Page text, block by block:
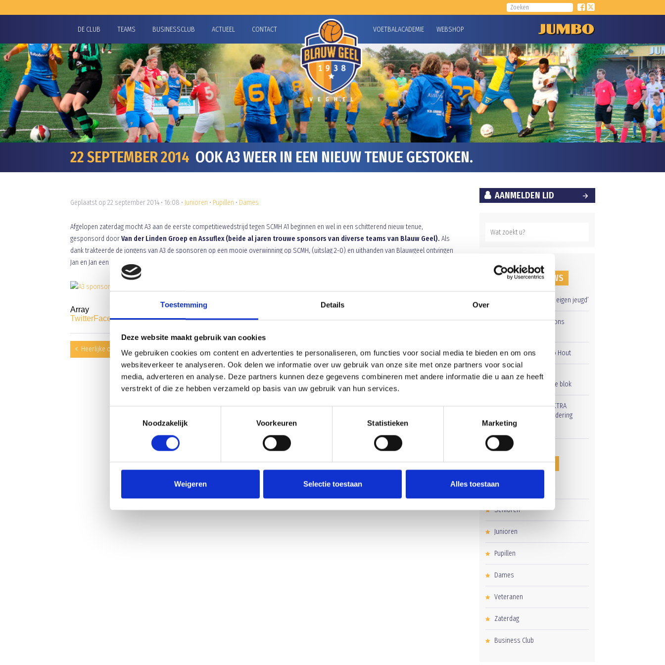
Toestemming Details Over
Deze website maakt gebruik van cookies
We gebruiken cookies om content en advertenties te personaliseren, om functies voor social media te bieden en om ons
websiteverkeer te analyseren. Ook delen we informatie over uw gebruik van onze site met onze partners voor social
media, adverteren en analyse. Deze partners kunnen deze gegevens combineren met andere informatie die u aan ze heeft
verstrekt of die ze hebben verzameld op basis van uw gebruik van hun services.
Noodzakelijk
Voorkeuren Statistieken Marketing
Weigeren Selectie toestaan Alles toestaan
DE CLUB TEAMS BUSINESSCLUB ACTUEEL CONTACT VOETBALACADEMIE WEBSHOP
22 SEPTEMBER 2014 OOK A3 WEER IN EEN NIEUW TENUE GESTOKEN.
Geplaatst op 22 september 2014 • 16:08 • Junioren • Pupillen • Dames
Afgelopen zaterdag mocht A3 aan de eerste competitiewedstrijd tegen SCMH A1 beginnen en wel in een schitterend nieuw tenue,
gesponsord doorVan der Linden Groep en Assuflex (beide al jaren trouwe sponsors van diverse teams van Blauw Geel). Als
dank trakteerde de jongens van A3 de sponsoren op een mooie overwinning op SCMH, (uitslag 2-0) en uithanden van Blauwgeel ontvingen
Jan en Jan een mooie bos bloemen.
Array
TwitterFacebookWhatsApp
Heerlijke overwinning uit bij RKDVC! Geflatteerde nederlaag tegen Orion.
AANMELDEN LID
RECENT NIEUWS
‘Méér kansen voor de eigen jeugd’
Groot onderhoud op ons
Overwinning op Mierlo Hout
Gelijkspel in eerste
oefenwedstrijd tweede blok
Uitnodiging voor de EXTRA
Algemene Ledenvergadering
CATEGORIEËN
Clubnieuws
Senioren
Junioren
Pupillen
Dames
Veteranen
Zaterdag
Business Club